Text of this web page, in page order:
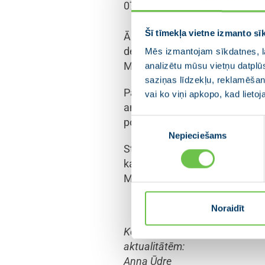
Šī tīmekļa vietne izmanto
Mēs izmantojam sīkdatnes,
analizētu mūsu vietņu
saziņas līdzekļu,
vai ko viņi apkopo, kad
Piekrišanas
Nepieciešams
Noraidīt
07.05.2024
Ārlietu ministres Baibas
deputāte, bet iepriekš bijusi
Melbārde savu mandātu
Partiju apvienība JAUNĀ
amatā. Pašreizējā Eiropas
politiskajiem procesiem, kā
Stāšanās parlamentārās
kampaņā, kur D. Melbārde
Melbārde turpinās aktīvi
Kontaktpersona informācijai
aktualitātēm:
Anna Ūdre